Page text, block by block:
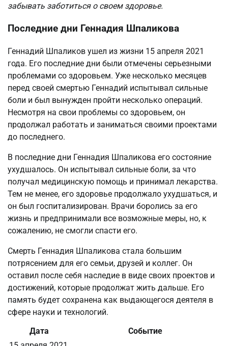
забывать заботиться о своем здоровье.
Последние дни Геннадия Шпаликова
Геннадий Шпаликов ушел из жизни 15 апреля 2021
года. Его последние дни были отмечены серьезными
проблемами со здоровьем. Уже несколько месяцев
перед своей смертью Геннадий испытывал сильные
боли и был вынужден пройти несколько операций.
Несмотря на свои проблемы со здоровьем, он
продолжал работать и заниматься своими проектами
до последнего.
В последние дни Геннадия Шпаликова его состояние
ухудшалось. Он испытывал сильные боли, за что
получал медицинскую помощь и принимал лекарства.
Тем не менее, его здоровье продолжало ухудшаться, и
он был госпитализирован. Врачи боролись за его
жизнь и предпринимали все возможные меры, но, к
сожалению, не смогли спасти его.
Смерть Геннадия Шпаликова стала большим
потрясением для его семьи, друзей и коллег. Он
оставил после себя наследие в виде своих проектов и
достижений, которые продолжат жить дальше. Его
память будет сохранена как выдающегося деятеля в
сфере науки и технологий.
Дата
Событие